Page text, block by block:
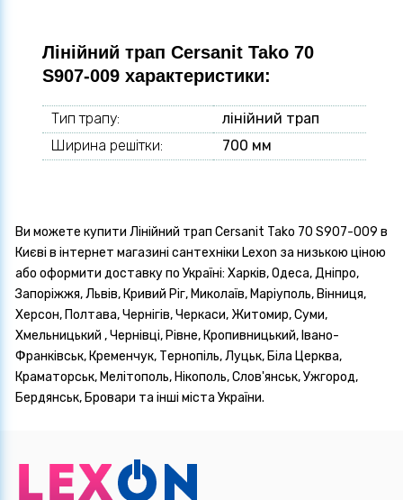
Лінійний трап Cersanit Tako 70
S907-009 характеристики:
Тип трапу:
лінійний трап
Ширина решітки:
700 мм
Ви можете купити Лінійний трап Cersanit Tako 70 S907-009 в
Києві в інтернет магазині сантехніки Lexon за низькою ціною
або оформити доставку по Україні: Харків, Одеса, Дніпро,
Запоріжжя, Львів, Кривий Ріг, Миколаїв, Маріуполь, Вінниця,
Херсон, Полтава, Чернігів, Черкаси, Житомир, Суми,
Хмельницький , Чернівці, Рівне, Кропивницький, Івано-
Франківськ, Кременчук, Тернопіль, Луцьк, Біла Церква,
Краматорськ, Мелітополь, Нікополь, Слов'янськ, Ужгород,
Бердянськ, Бровари та інші міста України.